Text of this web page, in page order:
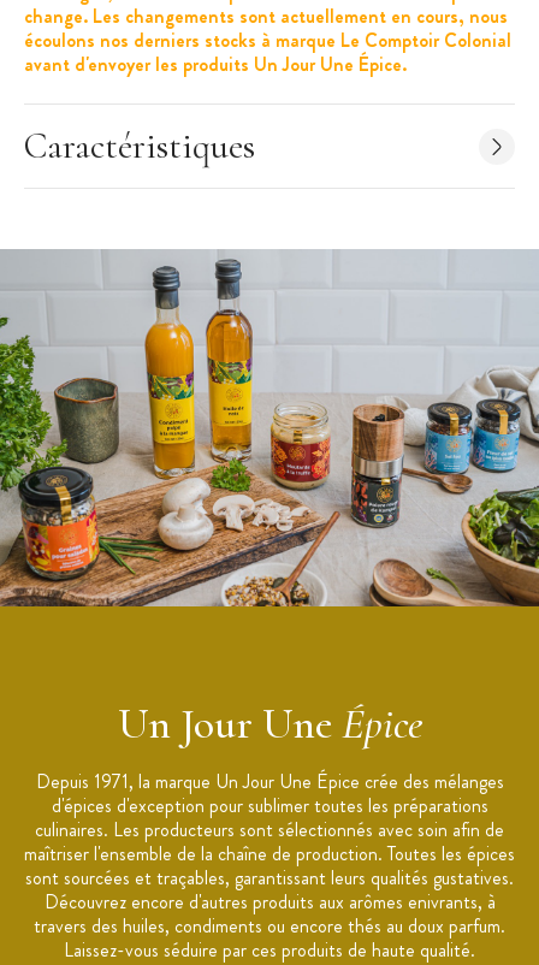
change. Les changements sont actuellement en cours, nous
écoulons nos derniers stocks à marque Le Comptoir Colonial
avant d'envoyer les produits Un Jour Une Épice.
Les + produits :
Pot refermable
Râpe incluse
Marque : Un Jour Une Épice
Noix de Muscade entière
Poids net : 40 g
Caractéristiques
Un Jour UneÉpice
Depuis 1971, la marque Un Jour Une Épice crée des mélanges
d'épices d'exception pour sublimer toutes les préparations
culinaires. Les producteurs sont sélectionnés avec soin afin de
maîtriser l'ensemble de la chaîne de production. Toutes les épices
sont sourcées et traçables, garantissant leurs qualités gustatives.
Découvrez encore d'autres produits aux arômes enivrants, à
travers des huiles, condiments ou encore thés au doux parfum.
Laissez-vous séduire par ces produits de haute qualité.